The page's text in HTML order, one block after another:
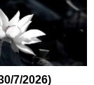
7/2026)